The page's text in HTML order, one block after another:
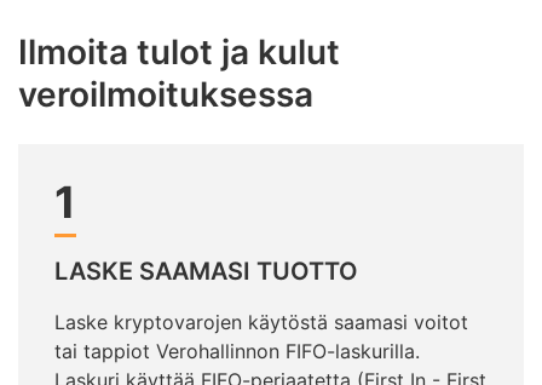
Ilmoita tulot ja kulut
veroilmoituksessa
1
LASKE SAAMASI TUOTTO
Laske kryptovarojen käytöstä saamasi voitot
tai tappiot Verohallinnon FIFO-laskurilla.
Laskuri käyttää FIFO-periaatetta (First In - First